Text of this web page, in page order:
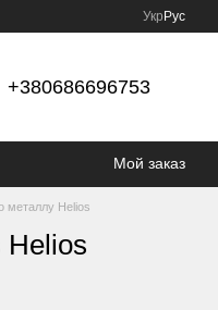
Укр Рус
+380686696753
Мой заказ
металлу Helios
Helios